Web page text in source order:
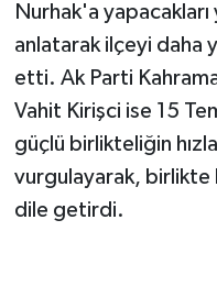
Nurhak'a yapacakları
anlatarak ilçeyi daha
etti. Ak Parti
Vahit Kirişci ise 15
güçlü birlikteliğin
vurgulayarak, birlikte
dile getirdi.